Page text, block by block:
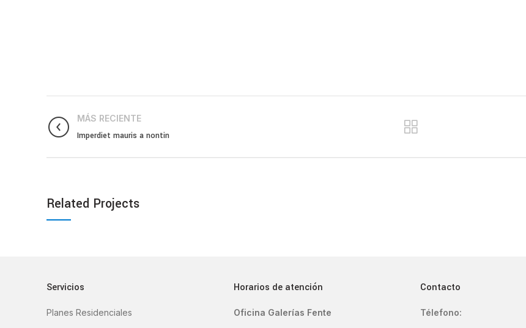
MÁS RECIENTE
Imperdiet mauris a nontin
Related Projects
Servicios
Planes Residenciales
Horarios de atención
Oficina Galerías Fente
Contacto
Télefono: